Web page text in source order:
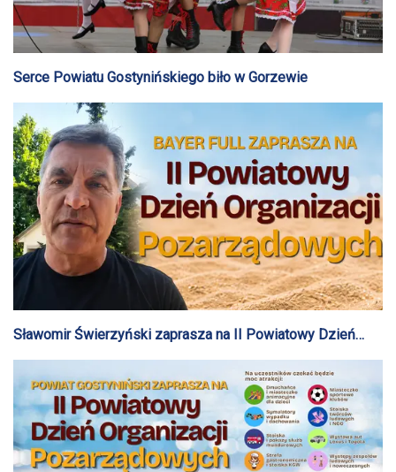
Serce Powiatu Gostynińskiego biło w Gorzewie
Sławomir Świerzyński zaprasza na II Powiatowy Dzień
Organizacji Pozarządowych